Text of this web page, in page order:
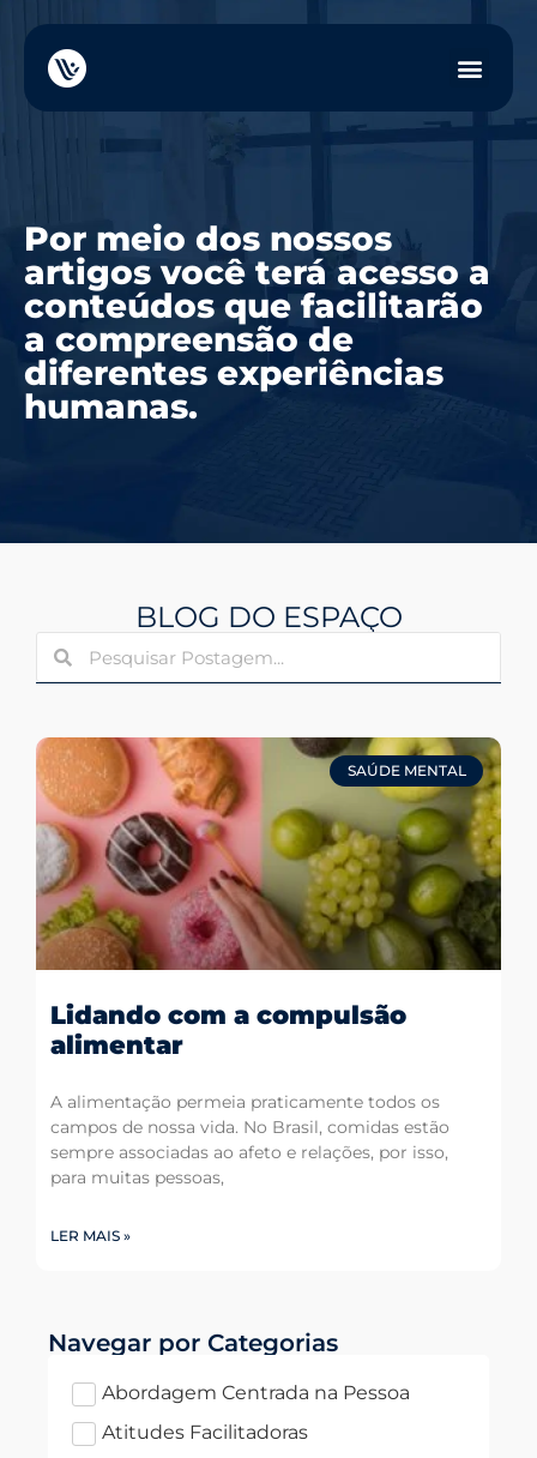
Por meio dos nossos
artigos você terá acesso a
conteúdos que facilitarão
a compreensão de
diferentes experiências
humanas.
BLOG DO ESPAÇO
SAÚDE MENTAL
Lidando com a compulsão
alimentar
A alimentação permeia praticamente todos os
campos de nossa vida. No Brasil, comidas estão
sempre associadas ao afeto e relações, por isso,
para muitas pessoas,
LER MAIS »
Navegar por Categorias
Abordagem Centrada na Pessoa
Atitudes Facilitadoras